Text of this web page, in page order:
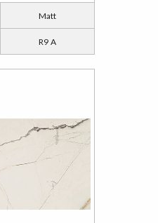
Matt
R9 A